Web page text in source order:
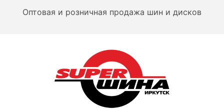
Оптовая и розничная продажа шин и дисков